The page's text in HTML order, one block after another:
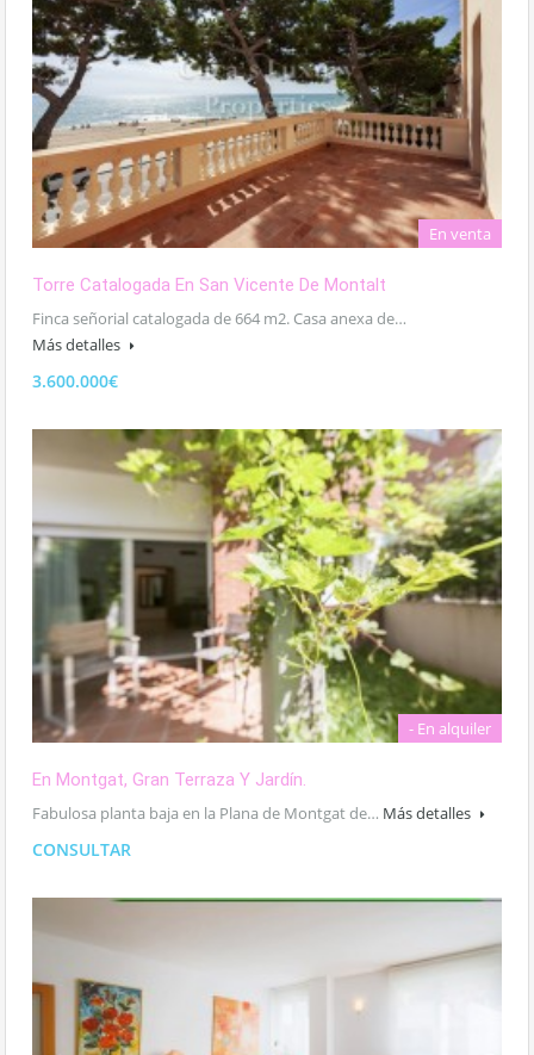
En venta
Torre Catalogada En San Vicente De Montalt
Finca señorial catalogada de 664 m2. Casa anexa de…
Más detalles
3.600.000€
- En alquiler
En Montgat, Gran Terraza Y Jardín.
Fabulosa planta baja en la Plana de Montgat de… Más detalles
CONSULTAR